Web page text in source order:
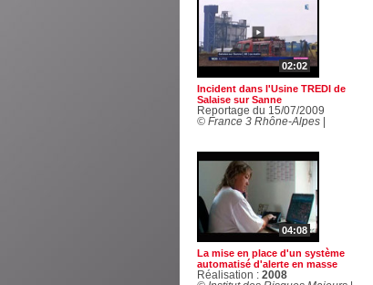
02:02
Incident dans l'Usine TREDI de
Salaise sur Sanne
Reportage du 15/07/2009
© France 3 Rhône-Alpes|
04:08
La mise en place d'un système
automatisé d'alerte en masse
Réalisation : 2008